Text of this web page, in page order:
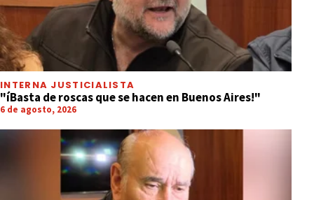
INTERNA JUSTICIALISTA
"íBasta de roscas que se hacen en Buenos Aires!"
6 de agosto, 2026